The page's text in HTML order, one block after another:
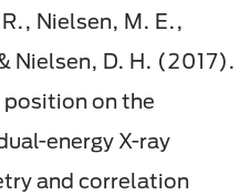
Nielsen, M. E.,
Nielsen, D. H. (2017).
on the
energy X-ray
and correlation